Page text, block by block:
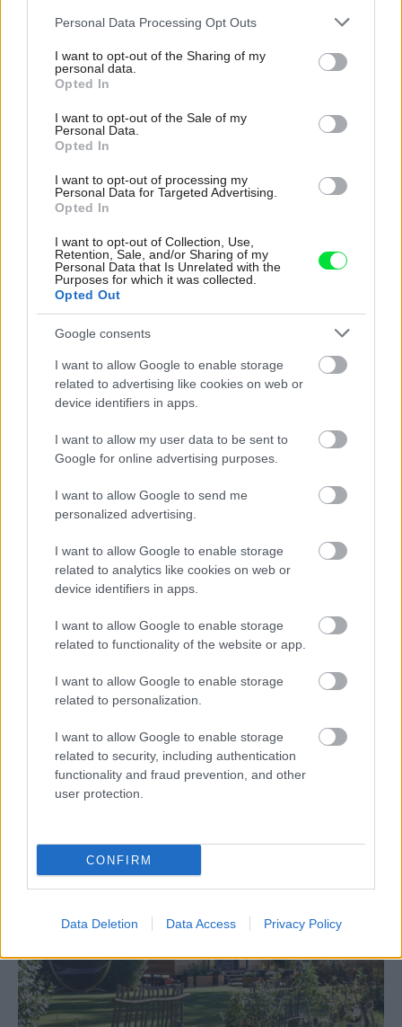
Please note that this website/app uses one or more Google
not limited to your visit or usage behaviour. You may click to
grant or deny consent to Google and its third-party tags to
use your data for below specified purposes in below Google
consent section.
Personal Data Processing Opt Outs
I want to opt-out of the Sharing of my
personal data.
Opted In
I want to opt-out of the Sale of my
Personal Data.
Opted In
I want to opt-out of processing my
Personal Data for Targeted Advertising.
Opted In
I want to opt-out of Collection, Use,
Retention, Sale, and/or Sharing of my
Personal Data that Is Unrelated with the
Purposes for which it was collected.
Opted Out
Google consents
I want to allow Google to enable storage
related to advertising like cookies on web or
device identifiers in apps.
I want to allow my user data to be sent to
Google for online advertising purposes.
I want to allow Google to send me
personalized advertising.
I want to allow Google to enable storage
related to analytics like cookies on web or
device identifiers in apps.
I want to allow Google to enable storage
related to functionality of the website or app.
I want to allow Google to enable storage
related to personalization.
I want to allow Google to enable storage
related to security, including authentication
functionality and fraud prevention, and other
user protection.
CONFIRM
Data Deletion Data Access Privacy Policy
Pozrite si viac
Deti už odrástli, tak si rodičia vytvorili dom
podľa seba. Majú perfektné bývanie pre
Pridajte túto surovinu do prania, obliečky
budú hladšie a pevnejšie. Starý trik z
hotelov poznali už naše babičky